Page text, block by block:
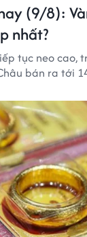
(9/8):
nhất?
tục neo cao,
bán ra tới